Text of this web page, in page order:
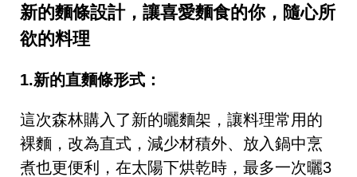
新的麵條設計，讓喜愛麵食的你，隨心所
欲的料理
1.新的直麵條形式：
這次森林購入了新的曬麵架，讓料理常用的
裸麵，改為直式，減少材積外、放入鍋中烹
煮也更便利，在太陽下烘乾時，最多一次曬3